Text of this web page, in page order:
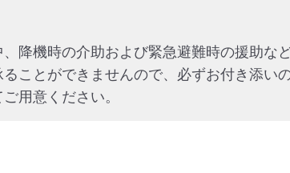
降機時の介助および緊急避難時の援助な
ことができませんので、必ずお付き添い
用意ください。